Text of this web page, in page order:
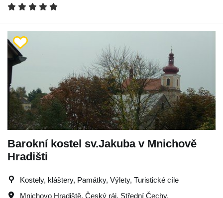
Barokní kostel sv.Jakuba v Mnichově
Hradišti
Kostely, kláštery, Památky, Výlety, Turistické cíle
Mnichovo Hradiště, Český ráj, Střední Čechy,